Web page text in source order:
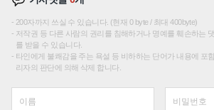
200자까지 쓰실 수 있습니다. (현재 0 byte / 최대 400byte)
저작권 등 다른 사람의 권리를 침해하거나 명예를 훼손하는
를 받을 수 있습니다.
타인에게 불쾌감을 주는 욕설 등 비하하는 단어가 내용에 포
리자의 판단에 의해 삭제 합니다.